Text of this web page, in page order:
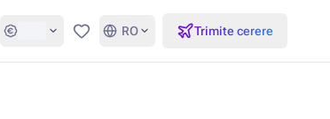
Favorite
RO Trimite cerere